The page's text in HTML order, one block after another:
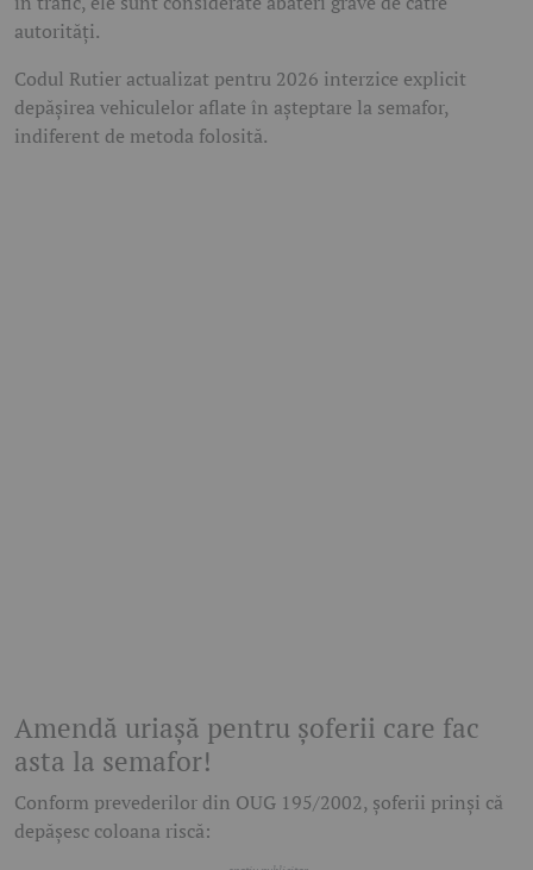
autorități.
Codul Rutier actualizat pentru 2026 interzice explicit
depășirea vehiculelor aflate în așteptare la semafor,
indiferent de metoda folosită.
Amendă uriașă pentru șoferii care fac
asta la semafor!
Conform prevederilor din OUG 195/2002, șoferii prinși că
depășesc coloana riscă: